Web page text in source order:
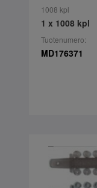
1008 kpl
1 x 1008 kpl
Tuotenumero:
MD176371